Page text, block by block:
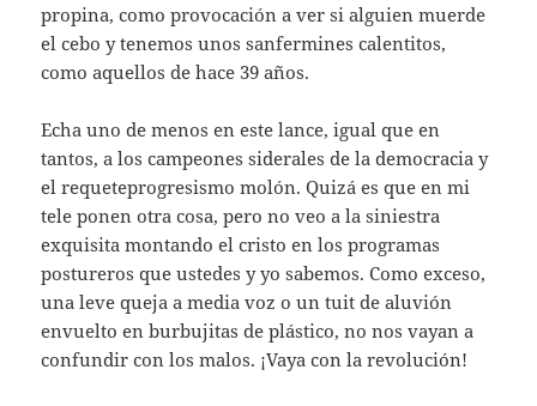
propina, como provocación a ver si alguien muerde
el cebo y tenemos unos sanfermines calentitos,
como aquellos de hace 39 años.
Echa uno de menos en este lance, igual que en
tantos, a los campeones siderales de la democracia y
el requeteprogresismo molón. Quizá es que en mi
tele ponen otra cosa, pero no veo a la siniestra
exquisita montando el cristo en los programas
postureros que ustedes y yo sabemos. Como exceso,
una leve queja a media voz o un tuit de aluvión
envuelto en burbujitas de plástico, no nos vayan a
confundir con los malos. ¡Vaya con la revolución!